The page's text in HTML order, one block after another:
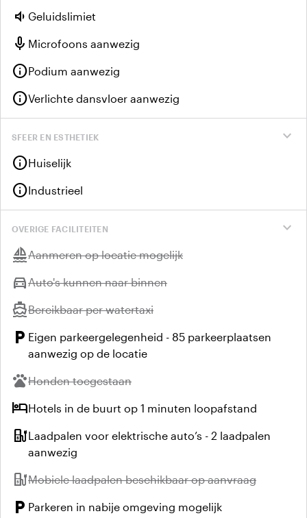
volume_down Geluidslimiet
mic Microfoons aanwezig
infoPodium aanwezig
infoVerlichte dansvloer aanwezig
expand_more
SFEER EN ESTHETIEK
infoHuiselijk
infoIndustrieel
expand_more
OVERIGE FACILITEITEN
sailingNiet beschikbaar:
Aanmeren op locatie mogelijk
directions_carNiet beschikbaar:
Auto's kunnen naar binnen
directions_boatNiet beschikbaar:
Bereikbaar per watertaxi
local_parking Eigen parkeergelegenheid - 85 parkeerplaatsen
aanwezig op de locatie
petsNiet beschikbaar:
Honden toegestaan
hotelHotels in de buurt op 1 minuten loopafstand
ev_stationLaadpalen voor elektrische auto’s - 2 laadpalen
aanwezig
ev_stationNiet beschikbaar:
Mobiele laadpalen beschikbaar op aanvraag
local_parking Parkeren in nabije omgeving mogelijk